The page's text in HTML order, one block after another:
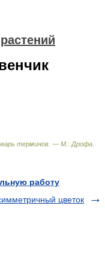
терминов. — М.: Дрофа
работу
цветок